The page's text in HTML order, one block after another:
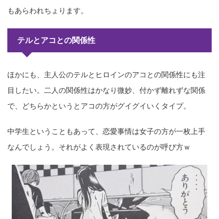
もあらわれちょります。
テルとアコとの関係性
ほかにも、主人公のテルとヒロインのアコとの関係性にも注
目したい。二人の関係性はかなり微妙、付かず離れずな関係
で、どちらかというとアコの方がグイグイいくタイプ。
中学生ということもあって、恋愛事情は女子の方が一枚上手
なんでしょう。それがよく表現されているのが呼び方ｗ